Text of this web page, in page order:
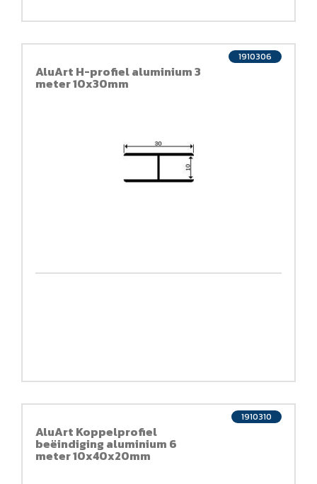
AluArt H-profiel aluminium 3
meter 10x30mm
1910306
AluArt Koppelprofiel
beëindiging aluminium 6
meter 10x40x20mm
1910310